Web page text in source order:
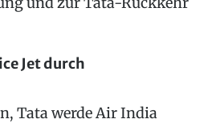
Jet durch
Tata werde Air India